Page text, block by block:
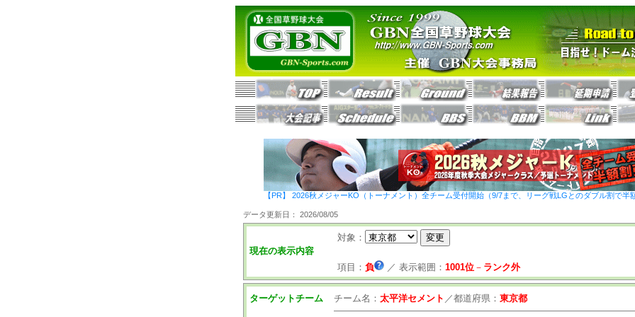
【PR】 2026秋メジャーKO（トーナメント）全チーム受付開始（9/7まで、リーグ戦LGとのダブル割で半
データ更新日： 2026/08/05
現在の表示内容
対象：
項目： 負 ／ 表示範囲： 1001位－ ランク外
ターゲットチーム チーム名： 太平洋セメント ／都道府県： 東京都